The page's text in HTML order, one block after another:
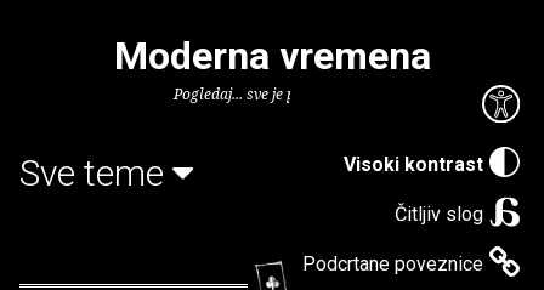
Visoki kontrast
Čitljiv slog
Podcrtane poveznice
Moderna vremena
Pogledaj... sve je puno knjiga.
Sve teme